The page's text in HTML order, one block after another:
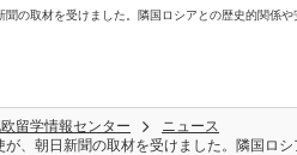
の取材を受けました。隣国ロシアとの歴史的関係
留学情報センター
ニュース
、朝日新聞の取材を受けました。隣国ロ